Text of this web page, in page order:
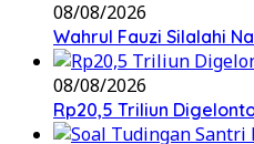
08/08/2026
Wahrul Fauzi Silalahi
08/08/2026
Rp20,5 Triliun